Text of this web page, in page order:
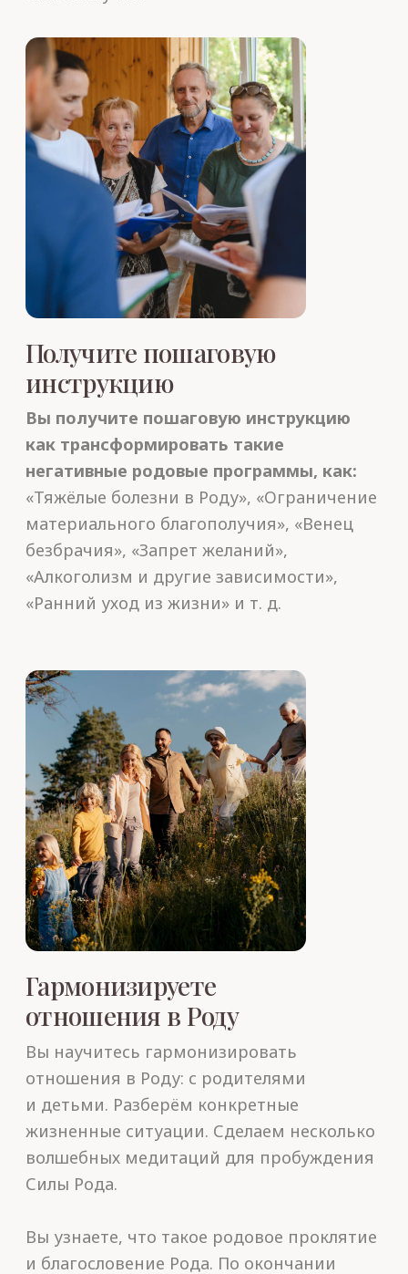
Валерий Синельников
Доктор-психотерапевт, гомеопат, автор
и эффективности психологических
методик, которые помогли тысячам
людей вернуть здоровье, повысить
благосостояние, познать радость жизни.
Мастер йоги трансформации сознания.
оздоровительного этнокультурного
центра «Светоч».
Его книги изданы на 22 языках и с 1999
года пользуются спросом читателей
в разных странах мира.Доктора Валерия
Синельникова по праву считают
основоположником психосоматики
в России.
Людмила Синельникова
✦ Психолог
✦ Мастер Трансформации
✦ Преподаватель йоги
✦ Соавтор книги «Исцеление Рода»
✦ Ведущая семинаров
по трансформации личности и ретритов
по йоге
Ведущие
семинара-
тренинга